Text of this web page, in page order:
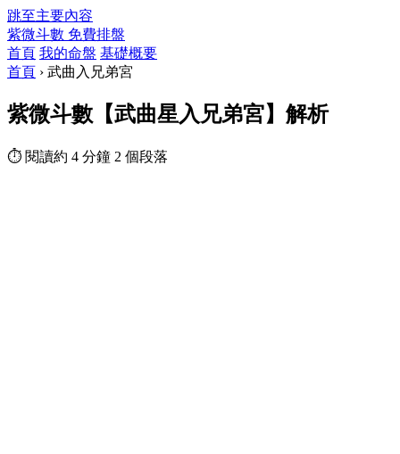
跳至主要內容
紫微斗數 免費排盤
首頁 我的命盤 基礎概要
首頁 › 武曲入兄弟宮
紫微斗數【武曲星入兄弟宮】解析
⏱ 閱讀約 4 分鐘 2 個段落